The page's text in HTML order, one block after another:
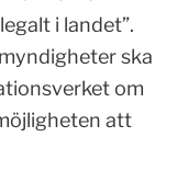
i landet”.
ska
om
att